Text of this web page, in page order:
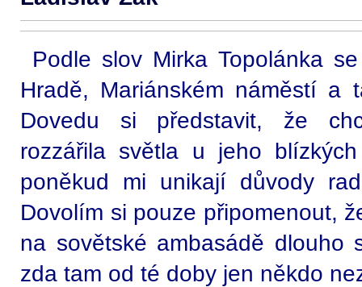
Podle slov Mirka Topolánka
Hradě, Mariánském náměstí a
Dovedu si představit, že
rozzářila světla u jeho
poněkud mi unikají důvody
Dovolím si pouze připomenout,
na sovětské ambasádě dlouho
zda tam od té doby jen někdo